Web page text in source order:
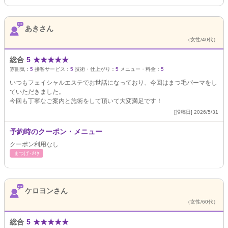
あきさん
（女性/40代）
総合 5 ★★★★★
雰囲気： 5 接客サービス： 5 技術・仕上がり： 5 メニュー・料金： 5
いつもフェイシャルエステでお世話になっており、今回はまつ毛パーマをし
ていただきました。
今回も丁寧なご案内と施術をして頂いて大変満足です！
[投稿日] 2026/5/31
予約時のクーポン・メニュー
クーポン利用なし
まつげ･ﾒｲｸ
ケロヨンさん
（女性/60代）
総合 5 ★★★★★